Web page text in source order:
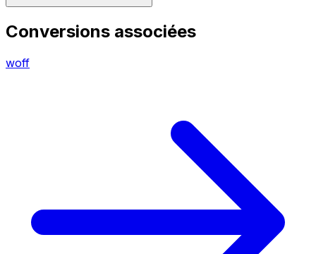
Conversions associées
woff